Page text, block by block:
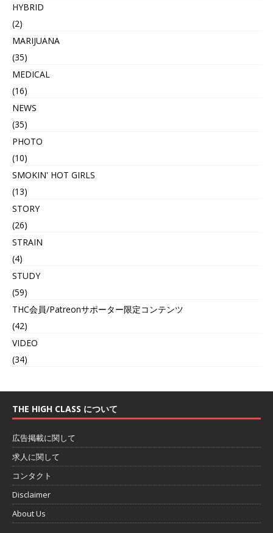
HYBRID
(2)
MARIJUANA
(35)
MEDICAL
(16)
NEWS
(35)
PHOTO
(10)
SMOKIN' HOT GIRLS
(13)
STORY
(26)
STRAIN
(4)
STUDY
(59)
THC会員/Patreonサポーター限定コンテンツ
(42)
VIDEO
(34)
THE HIGH CLASS について
広告掲載に関して
求人に関して
コンタクト
Disclaimer
About Us